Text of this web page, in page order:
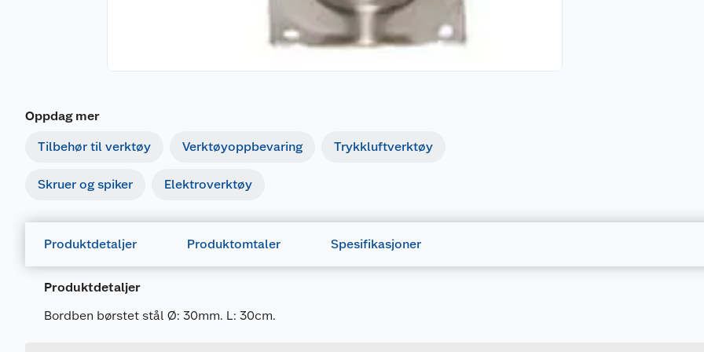
Oppdag mer
Tilbehør til verktøy Verktøyoppbevaring Trykkluftverktøy
Skruer og spiker Elektroverktøy
Produktdetaljer Produktomtaler Spesifikasjoner
Produktdetaljer
Bordben børstet stål Ø: 30mm. L: 30cm.
Generelt